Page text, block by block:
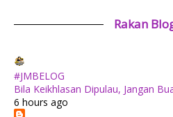
Rakan
#JMBELOG
Bila Keikhlasan Dipulau, Jangan
6 hours ago